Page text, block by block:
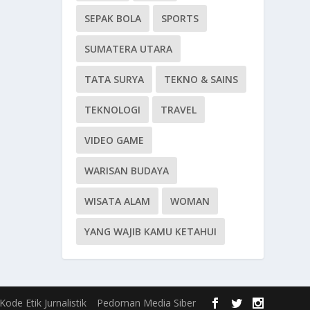
SEPAK BOLA SPORTS
SUMATERA UTARA
TATA SURYA TEKNO & SAINS
TEKNOLOGI TRAVEL
VIDEO GAME
WARISAN BUDAYA
WISATA ALAM WOMAN
YANG WAJIB KAMU KETAHUI
Kode Etik Jurnalistik Pedoman Media Siber